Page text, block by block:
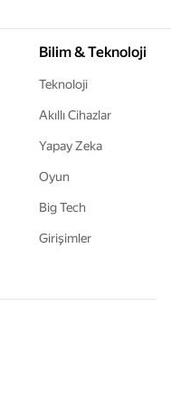
Bilim & Teknoloji
Teknoloji
Akıllı Cihazlar
Yapay Zeka
Oyun
Big Tech
Girişimler